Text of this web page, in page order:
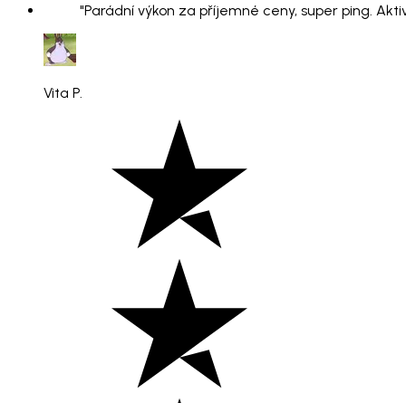
"Parádní výkon za příjemné ceny, super ping.
Vita P.